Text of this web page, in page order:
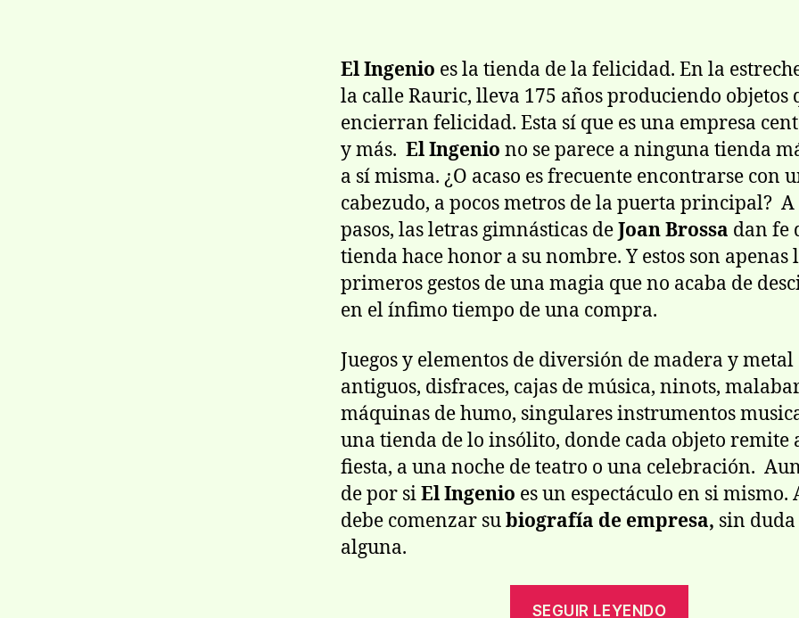
la
175
El Ingenio es la tienda de la felicidad. En la
la calle Rauric, lleva 175 años produciendo objetos
encierran felicidad. Esta sí que es una empresa
y más. El Ingenio no se parece a ninguna tienda
a sí misma. ¿O acaso es frecuente encontrarse con
cabezudo, a pocos metros de la puerta principal? A
pasos, las letras gimnásticas deJoan Brossa dan fe
tienda hace honor a su nombre. Y estos son apenas
primeros gestos de una magia que no acaba de
en el ínfimo tiempo de una compra.
Juegos y elementos de diversión de madera y metal
antiguos, disfraces, cajas de música, ninots,
máquinas de humo, singulares instrumentos
una tienda de lo insólito, donde cada objeto remite
fiesta, a una noche de teatro o una celebración.
de por siEl Ingenio es un espectáculo en si mismo.
debe comenzar subiografía de empresa, sin duda
alguna.
SEGUIR LEYENDO